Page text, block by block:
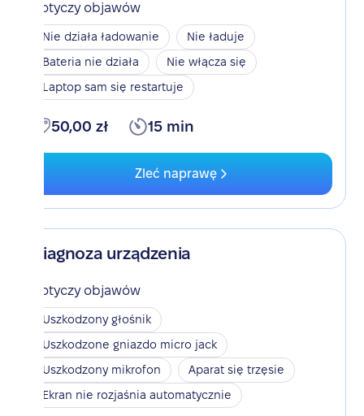
Dotyczy objawów
Nie działa ładowanie
Nie ładuje
Bateria nie działa
Nie włącza się
Laptop sam się restartuje
50,00 zł 15 min
Zleć naprawę
Diagnoza urządzenia
Dotyczy objawów
Uszkodzony głośnik
Uszkodzone gniazdo micro jack
Uszkodzony mikrofon
Aparat się trzęsie
Ekran nie rozjaśnia automatycznie